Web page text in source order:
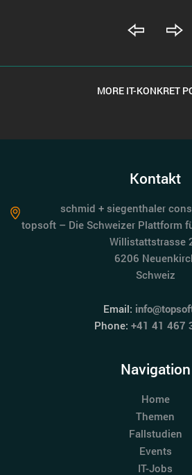
MORE IT-KONKRET
Kontakt
schmid + siegenthaler
topsoft – Die Schweizer Plattform
Willistattstrasse
6206
Schweiz
Email:
Phone: +41 41 467
Navigation
Home
Themen
Fallstudien
Events
IT-Jobs